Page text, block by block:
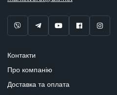
Контакти
Про компанію
Доставка та оплата